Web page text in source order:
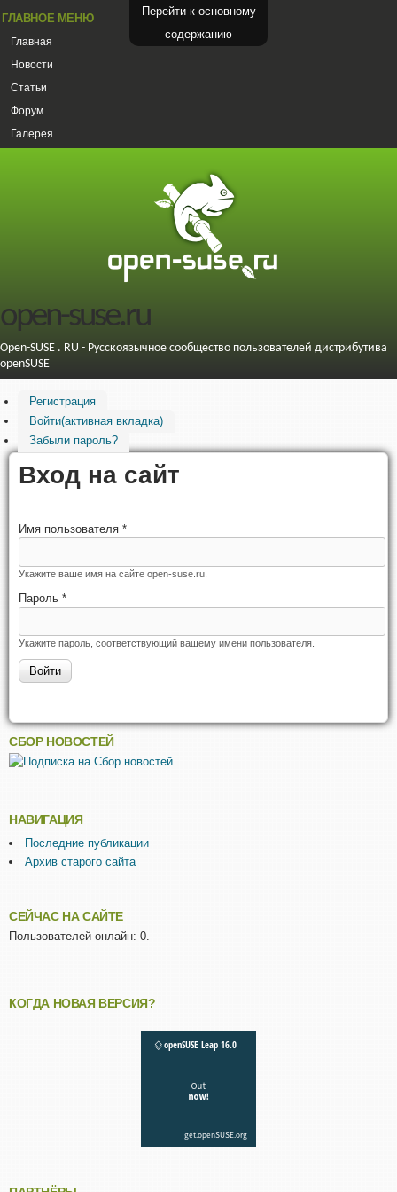
Перейти к основному
содержанию
ГЛАВНОЕ МЕНЮ
Главная
Новости
Статьи
Форум
Галерея
open-suse.ru
Open-SUSE . RU - Русскоязычное сообщество пользователей дистрибутива
openSUSE
Регистрация
Войти(активная вкладка)
Забыли пароль?
Вход на сайт
Имя пользователя *
Укажите ваше имя на сайте open-suse.ru.
Пароль *
Укажите пароль, соответствующий вашему имени пользователя.
СБОР НОВОСТЕЙ
НАВИГАЦИЯ
Последние публикации
Архив старого сайта
СЕЙЧАС НА САЙТЕ
Пользователей онлайн: 0.
КОГДА НОВАЯ ВЕРСИЯ?